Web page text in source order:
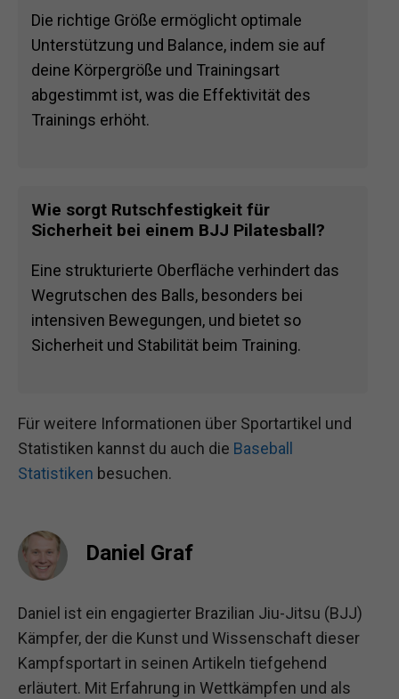
Die richtige Größe ermöglicht optimale
Unterstützung und Balance, indem sie auf
deine Körpergröße und Trainingsart
abgestimmt ist, was die Effektivität des
Trainings erhöht.
Wie sorgt Rutschfestigkeit für
Sicherheit bei einem BJJ Pilatesball?
Eine strukturierte Oberfläche verhindert das
Wegrutschen des Balls, besonders bei
intensiven Bewegungen, und bietet so
Sicherheit und Stabilität beim Training.
Für weitere Informationen über Sportartikel und
Statistiken kannst du auch die Baseball
Statistiken besuchen.
Daniel Graf
Daniel ist ein engagierter Brazilian Jiu-Jitsu (BJJ)
Kämpfer, der die Kunst und Wissenschaft dieser
Kampfsportart in seinen Artikeln tiefgehend
erläutert. Mit Erfahrung in Wettkämpfen und als